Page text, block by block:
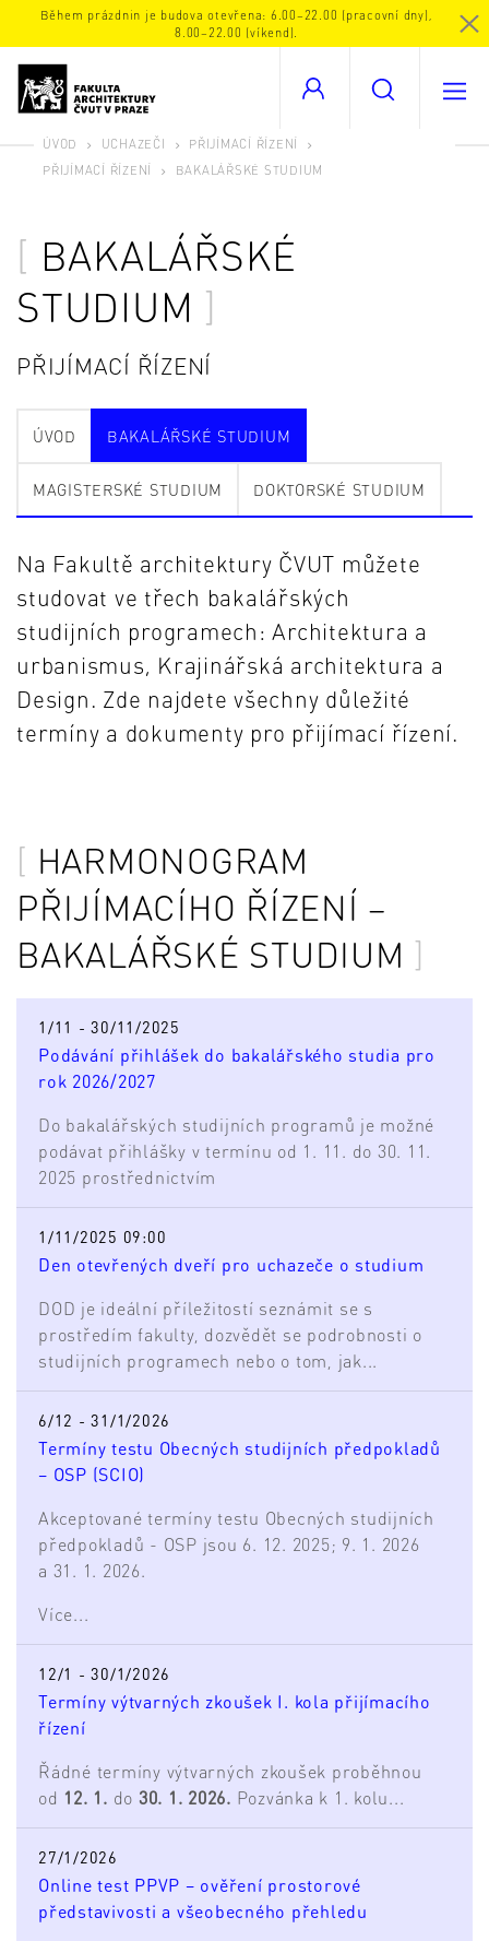
Během prázdnin je budova otevřena: 6.00–22.00 (pracovní dny),
8.00–22.00 (víkend).
ÚVOD UCHAZEČI
PŘIJÍMACÍ ŘÍZENÍ
PŘIJÍMACÍ ŘÍZENÍ
BAKALÁŘSKÉ STUDIUM
BAKALÁŘSKÉ
STUDIUM
PŘIJÍMACÍ ŘÍZENÍ
ÚVOD BAKALÁŘSKÉ STUDIUM
MAGISTERSKÉ STUDIUM DOKTORSKÉ STUDIUM
Na Fakultě architektury ČVUT můžete
studovat ve třech bakalářských
studijních programech: Architektura a
urbanismus, Krajinářská architektura a
Design. Zde najdete všechny důležité
termíny a dokumenty pro přijímací řízení.
HARMONOGRAM
PŘIJÍMACÍHO ŘÍZENÍ –
BAKALÁŘSKÉ STUDIUM
1/11 - 30/11/2025
Podávání přihlášek do bakalářského studia pro
rok 2026/2027
Do bakalářských studijních programů je možné
podávat přihlášky v termínu od 1. 11. do 30. 11.
2025 prostřednictvím
1/11/2025 09:00
Den otevřených dveří pro uchazeče o studium
DOD je ideální příležitostí seznámit se s
prostředím fakulty, dozvědět se podrobnosti o
studijních programech nebo o tom, jak...
6/12 - 31/1/2026
Termíny testu Obecných studijních předpokladů
– OSP (SCIO)
Akceptované termíny testu Obecných studijních
předpokladů - OSP jsou 6. 12. 2025; 9. 1. 2026
a 31. 1. 2026.
Více...
12/1 - 30/1/2026
Termíny výtvarných zkoušek I. kola přijímacího
řízení
Řádné termíny výtvarných zkoušek proběhnou
od 12. 1. do 30. 1. 2026. Pozvánka k 1. kolu...
27/1/2026
Online test PPVP – ověření prostorové
představivosti a všeobecného přehledu